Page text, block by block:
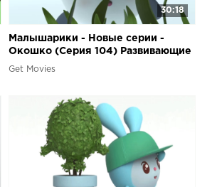
30:18
Малышарики - Новые серии -
Окошко (Серия 104) Развивающие
мультики для самых маленьких
Get Movies